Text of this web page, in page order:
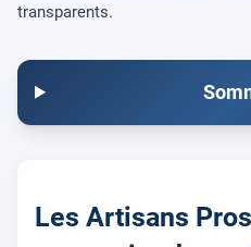
transparents.
Les Artisans